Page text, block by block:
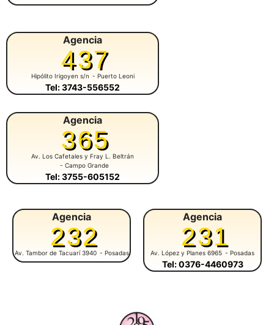
Agencia
437
Hipólito Irigoyen s/n - Puerto Leoni
Tel: 3743-556552
Agencia
365
Av. Los Cafetales y Fray L. Beltrán
- Campo Grande
Tel: 3755-605152
Agencia
232
Av. Tambor de Tacuarí 3940 - Posadas
Agencia
231
Av. López y Planes 6965 - Posadas
Tel: 0376-4460973